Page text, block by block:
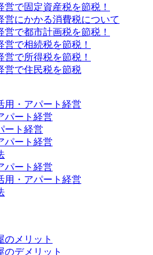
で固定資産税を節税！
営にかかる消費税について
で都市計画税を節税！
で相続税を節税！
で所得税を節税！
営で住民税を節税
用・アパート経営
パート経営
ート経営
パート経営
パート経営
用・アパート経営
のメリット
のデメリット